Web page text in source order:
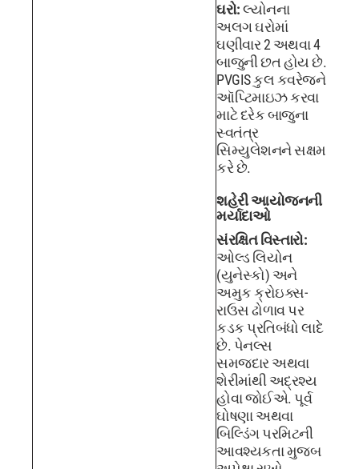
ઘરો:લ્યોનના
અલગ ઘરોમાં
ઘણીવાર 2 અથવા 4
બાજુની છત હોય છે.
PVGIS કુલ કવરેજને
ઑપ્ટિમાઇઝ કરવા
માટે દરેક બાજુના
સ્વતંત્ર
સિમ્યુલેશનને સક્ષમ
કરે છે.
શહેરી આયોજનની
મર્યાદાઓ
સંરક્ષિત વિસ્તારો:
ઓલ્ડ લિયોન
(યુનેસ્કો) અને
અમુક ક્રોઇક્સ-
રાઉસ ઢોળાવ પર
કડક પ્રતિબંધો લાદે
છે. પેનલ્સ
સમજદાર અથવા
શેરીમાંથી અદ્રશ્ય
હોવા જોઈએ. પૂર્વ
ઘોષણા અથવા
બિલ્ડિંગ પરમિટની
આવશ્યકતા મુજબ